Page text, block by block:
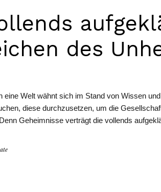
des
eine Welt wähnt sich im Stand von Wissen
diese durchzusetzen, um die
Geheimnisse verträgt die vollends